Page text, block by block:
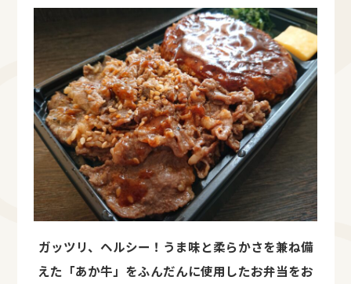
ガッツリ、ヘルシー！うま味と柔らかさを兼ね備
えた「あか牛」をふんだんに使用したお弁当をお